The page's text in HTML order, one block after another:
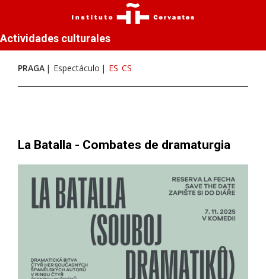
Actividades culturales
PRAGA Espectáculo ES CS
La Batalla - Combates de dramaturgia